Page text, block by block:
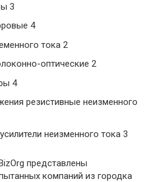
3
4
тока 2
оптические 2
4
резистивные неизменного
неизменного тока 3
представлены
компаний из городка